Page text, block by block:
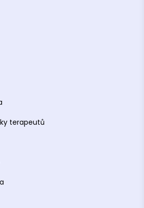
terapeutů